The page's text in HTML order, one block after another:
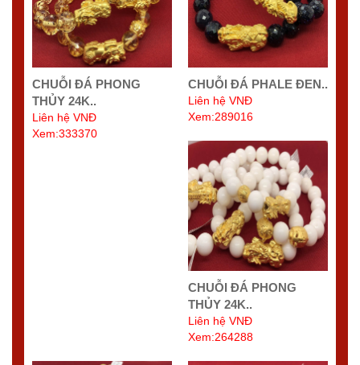
CHUỖI ĐÁ PHONG
THỦY 24K..
Liên hệ VNĐ
Xem:333370
CHUỖI ĐÁ PHALE ĐEN..
Liên hệ VNĐ
Xem:289016
CHUỖI ĐÁ PHONG
THỦY 24K..
Liên hệ VNĐ
Xem:264288